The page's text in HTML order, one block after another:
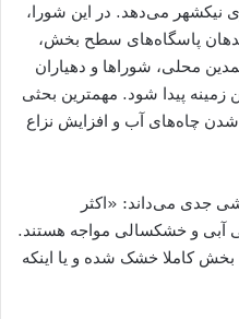
می‌دهد. در این شورا،
پاسگاه‌های سطح بخش،
محلی، شوراها و دهیاران
زمینه پیدا شود. مهمترین بحثی
چاه‌های آب و افزایش نزاع‌
جدی می‌داند: «اکثر
آبی و خشکسالی مواجه هستند.
کاملا خشک شده و یا اینکه